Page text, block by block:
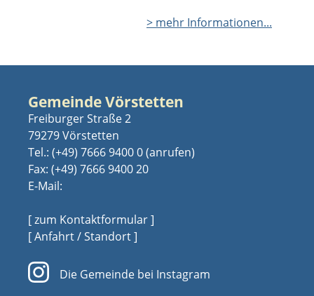
> mehr Informationen...
Gemeinde Vörstetten
Freiburger Straße 2
79279 Vörstetten
Tel.: (+49) 7666 9400 0
Fax: (+49) 7666 9400 20
E-Mail:
[ zum Kontaktformular ]
[ Anfahrt / Standort ]
Die Gemeinde bei Instagram